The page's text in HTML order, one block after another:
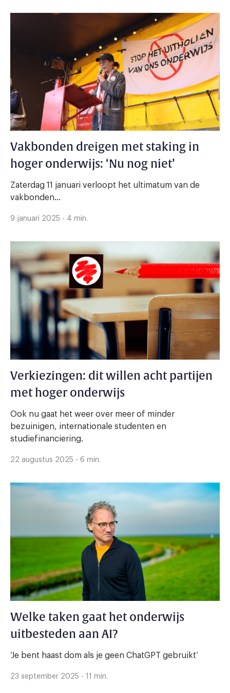
Vakbonden dreigen met staking in
hoger onderwijs: ‘Nu nog niet’
Zaterdag 11 januari verloopt het ultimatum van de
vakbonden...
9 januari 2025 - 4 min.
Verkiezingen: dit willen acht partijen
met hoger onderwijs
Ook nu gaat het weer over meer of minder
bezuinigen, internationale studenten en
studiefinanciering.
22 augustus 2025 - 6 min.
Welke taken gaat het onderwijs
uitbesteden aan AI?
‘Je bent haast dom als je geen ChatGPT gebruikt’
23 september 2025 - 11 min.